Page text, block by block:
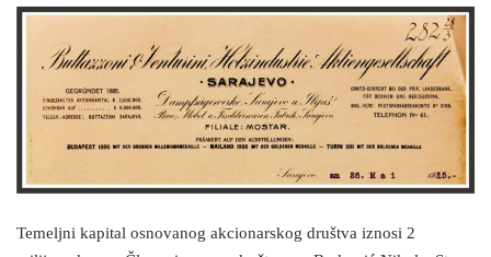
Temeljni kapital osnovanog akcionarskog društva iznosi 2